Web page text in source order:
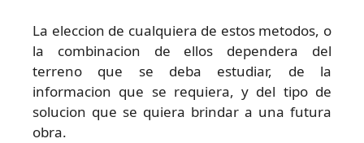
La eleccion de cualquiera de estos metodos, o
la combinacion de ellos dependera del
terreno que se deba estudiar, de la
informacion que se requiera, y del tipo de
solucion que se quiera brindar a una futura
obra.